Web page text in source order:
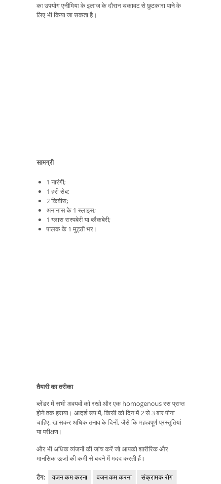
का उपयोग एनीमिया के इलाज के दौरान थकावट से छुटकारा पाने के
लिए भी किया जा सकता है।
सामग्री
1 नारंगी;
1 हरी सेब;
2 किवीस;
अनानास के 1 स्लाइस;
1 ग्लास रास्पबेरी या ब्लैकबेरी;
पालक के 1 मुट्ठी भर।
तैयारी का तरीका
ब्लेंडर में सभी अवयवों को रखो और एक homogenous रस प्राप्त
होने तक हराया। आदर्श रूप में, किसी को दिन में 2 से 3 बार पीना
चाहिए, खासकर अधिक तनाव के दिनों, जैसे कि महत्वपूर्ण प्रस्तुतियां
या परीक्षण।
और भी अधिक व्यंजनों की जांच करें जो आपको शारीरिक और
मानसिक ऊर्जा की कमी से बचने में मदद करती हैं।
टैग: वजन कम करना वजन कम करना संक्रामक रोग